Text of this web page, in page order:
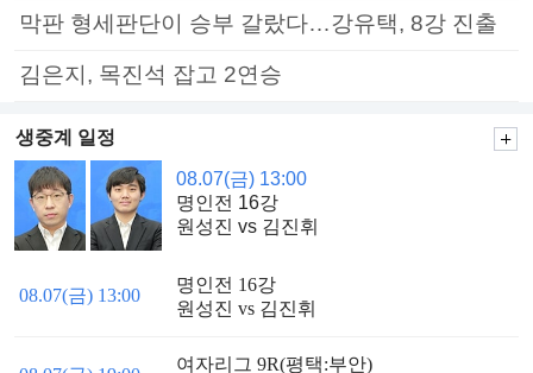
막판 형세판단이 승부 갈랐다…강유택, 8강 진출
김은지, 목진석 잡고 2연승
생중계 일정
08.07(금) 13:00
명인전 16강
원성진 vs 김진휘
08.07(금) 13:00
명인전 16강
원성진 vs 김진휘
여자리그 9R(평택:부안)